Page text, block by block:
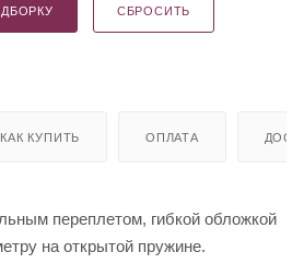
СБРОСИТЬ
КАК КУПИТЬ ОПЛАТА
переплетом, гибкой обложкой
на открытой пружине.